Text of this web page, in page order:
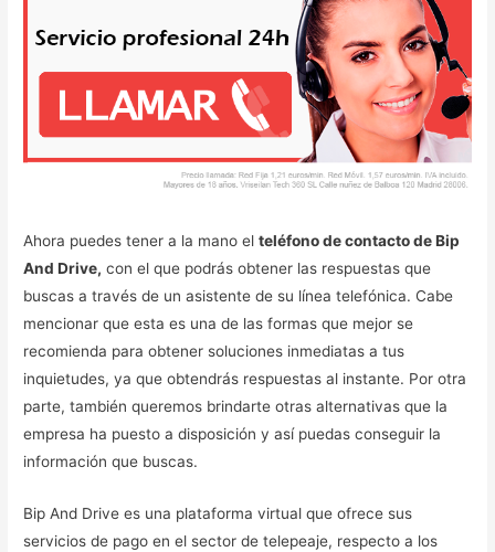
Ahora puedes tener a la mano elteléfono de contacto de Bip
And Drive, con el que podrás obtener las respuestas que
buscas a través de un asistente de su línea telefónica. Cabe
mencionar que esta es una de las formas que mejor se
recomienda para obtener soluciones inmediatas a tus
inquietudes, ya que obtendrás respuestas al instante. Por otra
parte, también queremos brindarte otras alternativas que la
empresa ha puesto a disposición y así puedas conseguir la
información que buscas.
Bip And Drive es una plataforma virtual que ofrece sus
servicios de pago en el sector de telepeaje, respecto a los